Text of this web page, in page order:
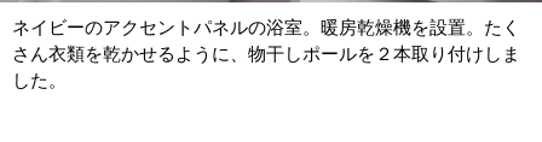
ネイビーのアクセントパネルの浴室。暖房乾燥機を設置。たく
さん衣類を乾かせるように、物干しポールを２本取り付けしま
した。